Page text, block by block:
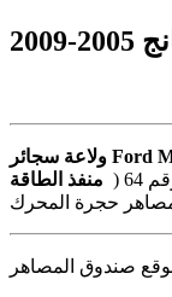
منفذ الطاقة
صندوق المصاهر